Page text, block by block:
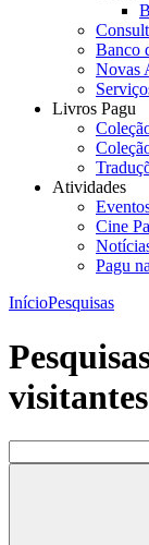
Banco
Novas
Livros Pagu
Atividades
Cine
Pagu
InícioPesquisas
visitantes